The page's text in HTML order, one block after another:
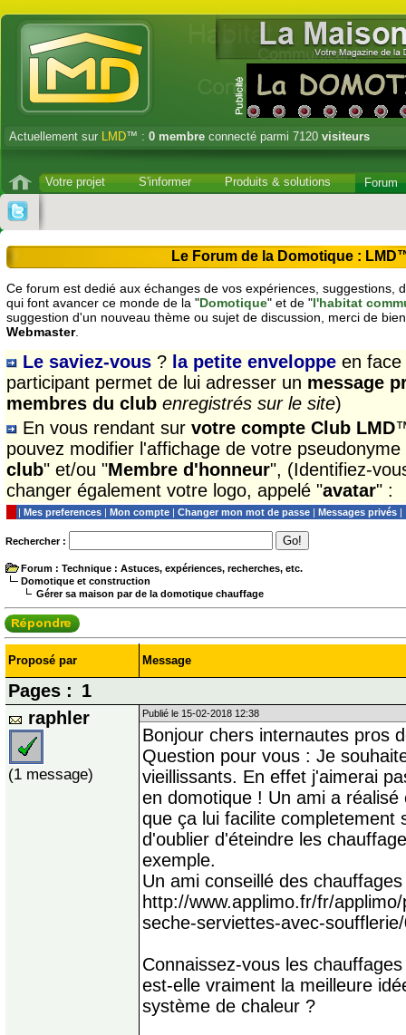
Actuellement sur LMD™ : 0 membre connecté parmi 7120 visiteurs
Votre projet S'informer Produits & solutions Forum
Le Forum de la Domotique :
Ce forum est dedié aux échanges de vos expériences, suggestions,
qui font avancer ce monde de la "Domotique" et de "l'habitat
suggestion d'un nouveau thème ou sujet de discussion, merci de
Webmaster.
Le saviez-vous ? la petite enveloppe en
participant permet de lui adresser un message
membres du club enregistrés sur le site)
En vous rendant sur votre compte Club LMD
pouvez modifier l'affichage de votre
club" et/ou "Membre d'honneur", (Identifiez-
changer également votre logo, appelé "avatar" :
| Mes preferences | Mon compte | Changer mon mot de passe | Messages privés |
Rechercher :
Forum : Technique : Astuces, expériences, recherches, etc.
Domotique et construction
Gérer sa maison par de la domotique chauffage
Proposé par Message
Pages : 1
raphler
(1 message)
Publié le 15-02-2018 12:38
Bonjour chers internautes pros
Question pour vous : Je
vieillissants. En effet j'aimerai
en domotique ! Un ami a
que ça lui facilite completement
d'oublier d'éteindre les
exemple.
Un ami conseillé des
http://www.applimo.fr/fr/
seche-serviettes-avec-
Connaissez-vous les
est-elle vraiment la meilleure
système de chaleur ?